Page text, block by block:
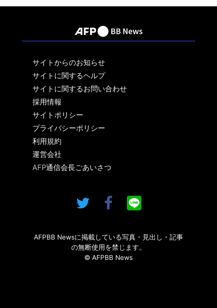
サイトからのお知らせ
サイトに関するヘルプ
サイトに関するお問い合わせ
採用情報
サイトポリシー
プライバシーポリシー
利用規約
運営会社
AFP通信会長ごあいさつ
AFPBB Newsに掲載している写真・見出し・記事
の無断使用を禁じます。
© AFPBB News